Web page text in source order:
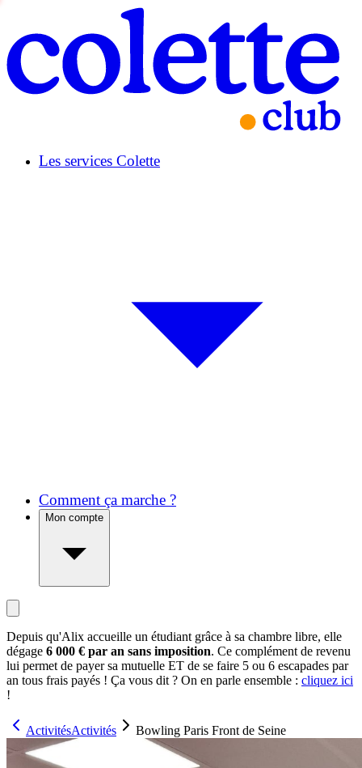
Les services Colette
Comment ça marche ?
Mon compte
Depuis qu'Alix accueille un étudiant grâce à sa chambre libre, elle
dégage 6 000 € par an sans imposition. Ce complément de revenu
lui permet de payer sa mutuelle ET de se faire 5 ou 6 escapades par
an tous frais payés ! Ça vous dit ? On en parle ensemble : cliquez ici
!
ActivitésActivités Bowling Paris Front de Seine